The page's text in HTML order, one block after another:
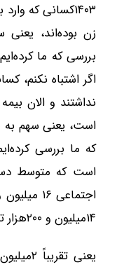
۱۴۰۳کسانی که
زن بوده‌اند، یعنی
اگر اشتباه نکنم،
است، یعنی سهم به
که ما بررسی
است که متوسط
۱۴میلیون و ۲۰۰هزار تومان.